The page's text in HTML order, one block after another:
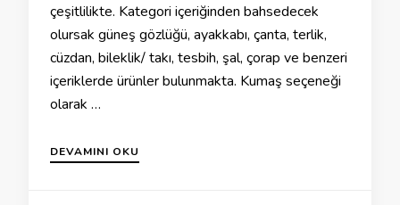
çeşitlilikte. Kategori içeriğinden bahsedecek
olursak güneş gözlüğü, ayakkabı, çanta, terlik,
cüzdan, bileklik/ takı, tesbih, şal, çorap ve benzeri
içeriklerde ürünler bulunmakta. Kumaş seçeneği
olarak …
DEVAMINI OKU